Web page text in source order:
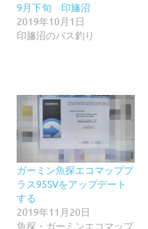
9月下旬 印旛沼
2019年10月1日
印旛沼のバス釣り
ガーミン魚探エコマッププ
ラス95SVをアップデート
する
2019年11月20日
魚探・ガーミンエコマップ